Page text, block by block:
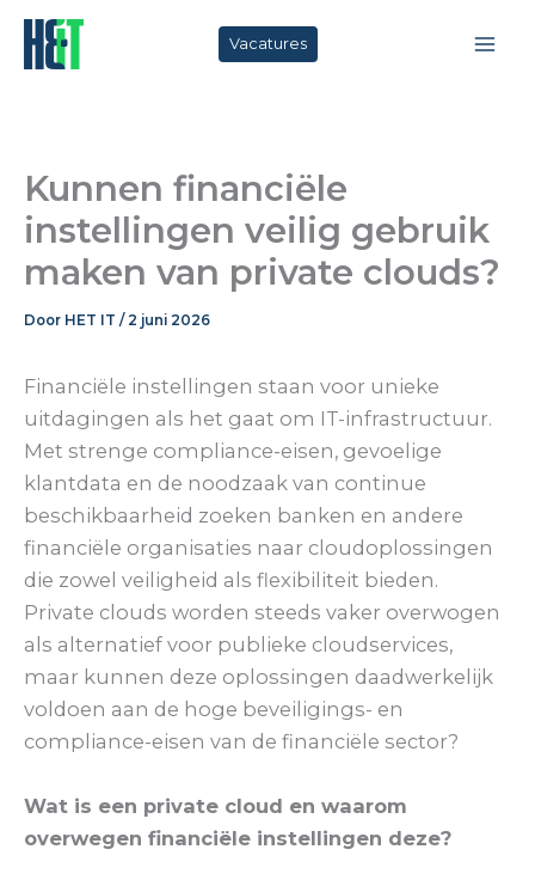
Ga
naar
Vacatures
Kunnen financiële
instellingen veilig gebruik
maken van private clouds?
Door HET IT / 2 juni 2026
Financiële instellingen staan voor unieke
uitdagingen als het gaat om IT-infrastructuur.
Met strenge compliance-eisen, gevoelige
klantdata en de noodzaak van continue
beschikbaarheid zoeken banken en andere
financiële organisaties naar cloudoplossingen
die zowel veiligheid als flexibiliteit bieden.
Private clouds worden steeds vaker overwogen
als alternatief voor publieke cloudservices,
maar kunnen deze oplossingen daadwerkelijk
voldoen aan de hoge beveiligings- en
compliance-eisen van de financiële sector?
Wat is een private cloud en waarom
overwegen financiële instellingen deze?